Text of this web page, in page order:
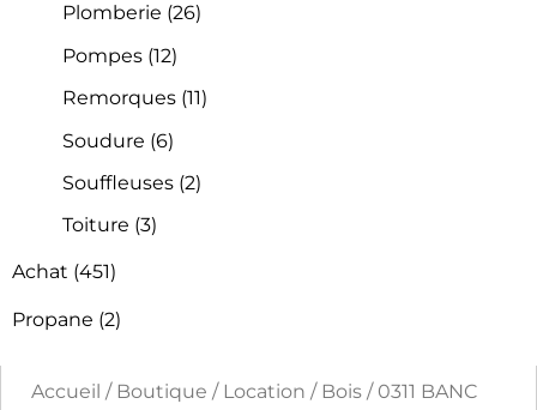
Plomberie (26)
Pompes (12)
Remorques (11)
Soudure (6)
Souffleuses (2)
Toiture (3)
Achat (451)
Propane (2)
Accueil / Boutique / Location / Bois / 0311 BANC